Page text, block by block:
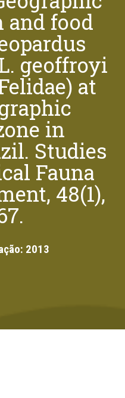
food
geoffroyi
at
in
Studies
Fauna
48(1),
2013